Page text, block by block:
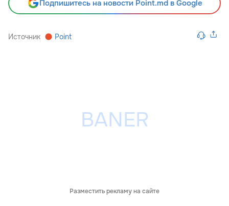
Подпишитесь на новости Point.md в Google
Источник Point
Разместить рекламу на сайте